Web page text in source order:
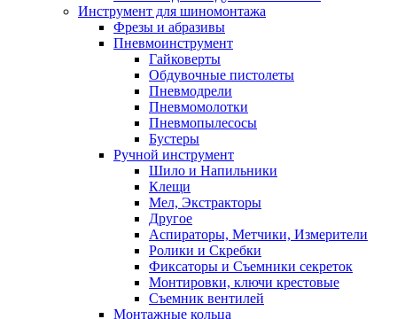
Инструмент для шиномонтажа
Фрезы и абразивы
Пневмоинструмент
Гайковерты
Обдувочные пистолеты
Пневмодрели
Пневмомолотки
Пневмопылесосы
Бустеры
Ручной инструмент
Шило и Напильники
Клещи
Мел, Экстракторы
Другое
Аспираторы, Метчики, Измерители
Ролики и Скребки
Фиксаторы и Съемники секреток
Монтировки, ключи крестовые
Съемник вентилей
Монтажные кольца